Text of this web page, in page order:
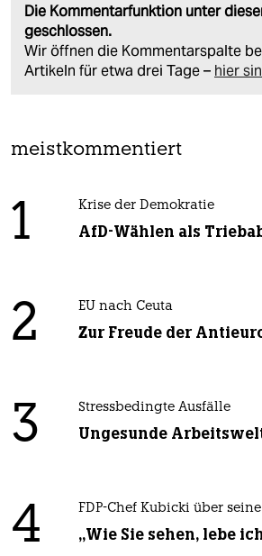
Die Kommentarfunktion unter
geschlossen.
Wir öffnen die Kommentarspalte
Artikeln für etwa drei Tage – hier
meistkommentiert
1 Krise der Demokratie
AfD-Wählen als
2 EU nach Ceuta
Zur Freude der
3 Stressbedingte Ausfälle
Ungesunde
4 FDP-Chef Kubicki über
„Wie Sie sehen, lebe